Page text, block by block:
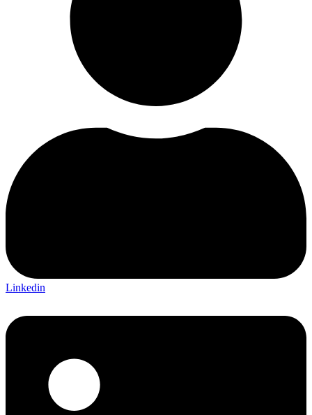
Linkedin